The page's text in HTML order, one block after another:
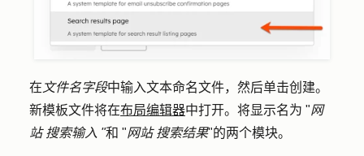
在 文件名字段中输入文本命名文件，然后单击创建。
新模板文件将在布局编辑器中打开。将显示名为 "网
站搜索输入 "和 "网站搜索结果"的两个模块。